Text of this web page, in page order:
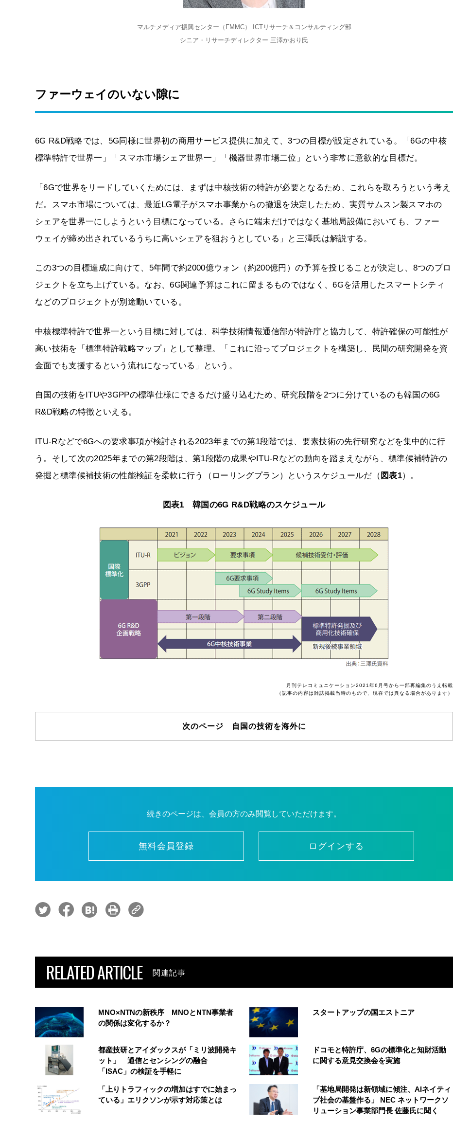
マルチメディア振興センター（FMMC） ICTリサーチ＆コンサルティング部
シニア・リサーチディレクター 三澤かおり氏
ファーウェイのいない隙に
6G R&D戦略では、5G同様に世界初の商用サービス提供に加えて、3つの目標が設定されている。「6Gの中核
標準特許で世界一」「スマホ市場シェア世界一」「機器世界市場二位」という非常に意欲的な目標だ。
「6Gで世界をリードしていくためには、まずは中核技術の特許が必要となるため、これらを取ろうという考え
だ。スマホ市場については、最近LG電子がスマホ事業からの撤退を決定したため、実質サムスン製スマホの
シェアを世界一にしようという目標になっている。さらに端末だけではなく基地局設備においても、ファー
ウェイが締め出されているうちに高いシェアを狙おうとしている」と三澤氏は解説する。
この3つの目標達成に向けて、5年間で約2000億ウォン（約200億円）の予算を投じることが決定し、8つのプロ
ジェクトを立ち上げている。なお、6G関連予算はこれに留まるものではなく、6Gを活用したスマートシティ
などのプロジェクトが別途動いている。
中核標準特許で世界一という目標に対しては、科学技術情報通信部が特許庁と協力して、特許確保の可能性が
高い技術を「標準特許戦略マップ」として整理。「これに沿ってプロジェクトを構築し、民間の研究開発を資
金面でも支援するという流れになっている」という。
自国の技術をITUや3GPPの標準仕様にできるだけ盛り込むため、研究段階を2つに分けているのも韓国の6G
R&D戦略の特徴といえる。
ITU-Rなどで6Gへの要求事項が検討される2023年までの第1段階では、要素技術の先行研究などを集中的に行
う。そして次の2025年までの第2段階は、第1段階の成果やITU-Rなどの動向を踏まえながら、標準候補特許の
発掘と標準候補技術の性能検証を柔軟に行う（ローリングプラン）というスケジュールだ（ 図表1）。
図表1 韓国の6G R&D戦略のスケジュール
月刊テレコミュニケーション2021年6月号から一部再編集のうえ転載
（記事の内容は雑誌掲載当時のもので、現在では異なる場合があります）
次のページ 自国の技術を海外に
続きのページは、会員の方のみ閲覧していただけます。
無料会員登録 ログインする
RELATED ARTICLE 関連記事
MNO×NTNの新秩序 MNOとNTN事業者
の関係は変化するか？
スタートアップの国エストニア
都産技研とアイダックスが「ミリ波開発キ
ット」 通信とセンシングの融合
「ISAC」の検証を手軽に
ドコモと特許庁、6Gの標準化と知財活動
に関する意見交換会を実施
「上りトラフィックの増加はすでに始まっ
ている」エリクソンが示す対応策とは
「基地局開発は新領域に傾注、AIネイティ
ブ社会の基盤作る」 NEC ネットワークソ
リューション事業部門長 佐藤氏に聞く